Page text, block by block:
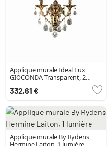
Applique murale Ideal Lux
GIOCONDA Transparent, 2
332,61 €
Applique murale By Rydens
Hermine Laiton, 1 lumière